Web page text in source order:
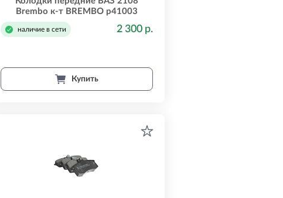
Brembo к-т BREMBO p41003
наличие в сети 2 300 р.
Купить